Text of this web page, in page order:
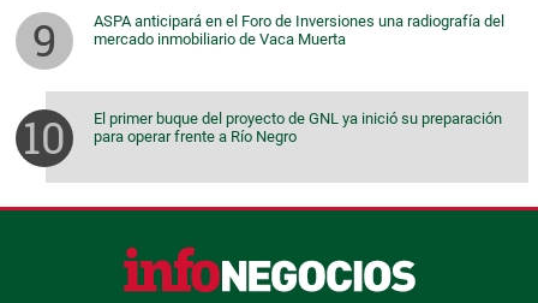
ASPA anticipará en el Foro de Inversiones una radiografía del
mercado inmobiliario de Vaca Muerta
El primer buque del proyecto de GNL ya inició su preparación
para operar frente a Río Negro